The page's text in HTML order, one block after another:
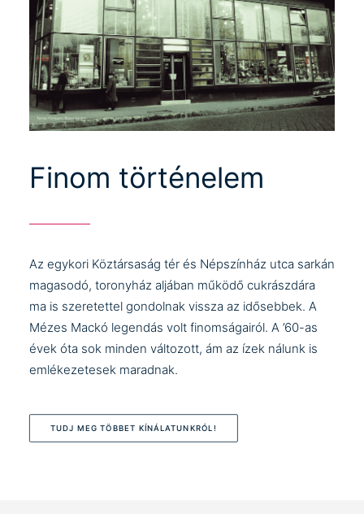
Finom történelem
Az egykori Köztársaság tér és Népszínház utca sarkán
magasodó, toronyház aljában működő cukrászdára
ma is szeretettel gondolnak vissza az idősebbek. A
Mézes Mackó legendás volt finomságairól. A ’60-as
évek óta sok minden változott, ám az ízek nálunk is
emlékezetesek maradnak.
TUDJ MEG TÖBBET KÍNÁLATUNKRÓL!